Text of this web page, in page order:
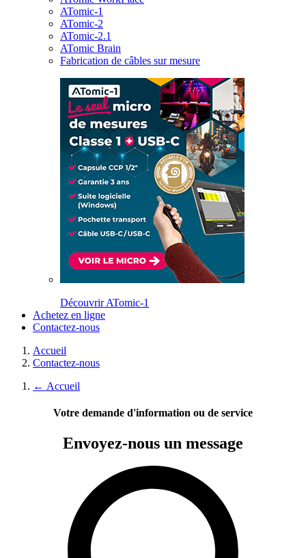
ATomic-1
ATomic-2
ATomic-2.1
ATomic Brain
Fabrication de câbles sur mesure
Découvrir ATomic-1
Achetez en ligne
Contactez-nous
Accueil
Contactez-nous
← Accueil
Votre demande d'information ou de service
Envoyez-nous un message